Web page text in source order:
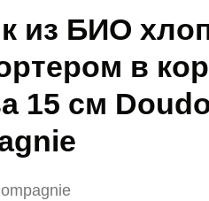
из БИО
в
15 см